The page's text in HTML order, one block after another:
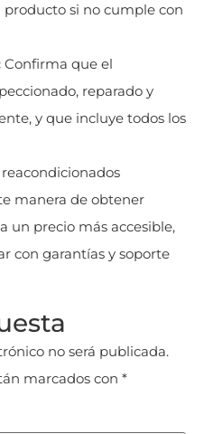
si no cumple con
Confirma que el
reparado y
y que incluye todos los
reacondicionados
manera de obtener
un precio más accesible,
con garantías y soporte
no será publicada.
marcados con *